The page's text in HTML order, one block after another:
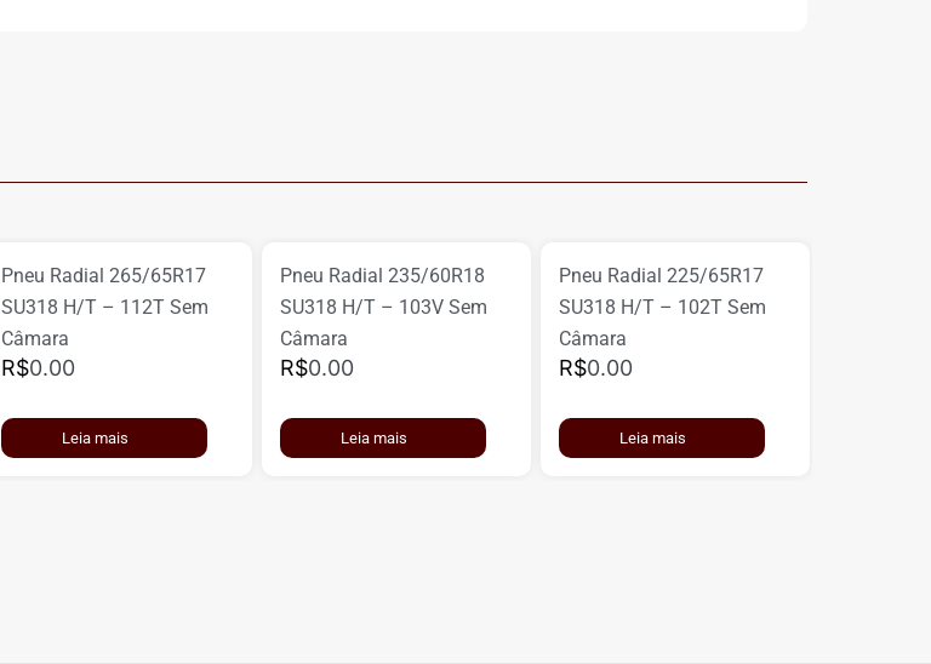
Pneu Radial 265/65R17
SU318 H/T – 112T Sem
Câmara
R$0.00
Leia mais
Pneu Radial 235/60R18
SU318 H/T – 103V Sem
Câmara
R$0.00
Leia mais
Pneu Radial 225/65R17
SU318 H/T – 102T Sem
Câmara
R$0.00
Leia mais